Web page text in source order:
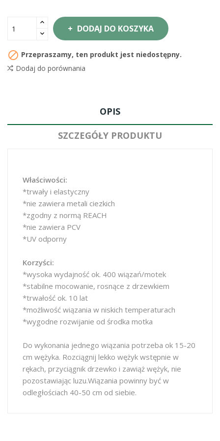
DODAJ DO KOSZYKA
 Przepraszamy, ten produkt jest niedostępny.
Dodaj do porównania
OPIS
SZCZEGÓŁY PRODUKTU
Właściwości:
*trwały i elastyczny
*nie zawiera metali ciezkich
*zgodny z normą REACH
*nie zawiera PCV
*UV odporny
Korzyści:
*wysoka wydajność ok. 400 wiązań/motek
*stabilne mocowanie, rosnące z drzewkiem
*trwałość ok. 10 lat
*możliwość wiązania w niskich temperaturach
*wygodne rozwijanie od środka motka
Do wykonania jednego wiązania potrzeba ok 15-20
cm wężyka. Rozciągnij lekko wężyk wstępnie w
rękach, przyciągnik drzewko i zawiąż wężyk, nie
pozostawiając luzu.Wiązania powinny być w
odległościach 40-50 cm od siebie.